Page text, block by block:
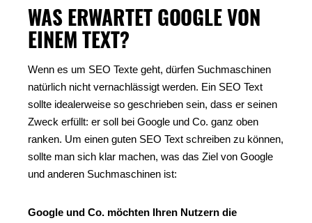
WAS ERWARTET GOOGLE VON
EINEM TEXT?
Wenn es um SEO Texte geht, dürfen Suchmaschinen
natürlich nicht vernachlässigt werden. Ein SEO Text
sollte idealerweise so geschrieben sein, dass er seinen
Zweck erfüllt: er soll bei Google und Co. ganz oben
ranken. Um einen guten SEO Text schreiben zu können,
sollte man sich klar machen, was das Ziel von Google
und anderen Suchmaschinen ist:
Google und Co. möchten Ihren Nutzern die